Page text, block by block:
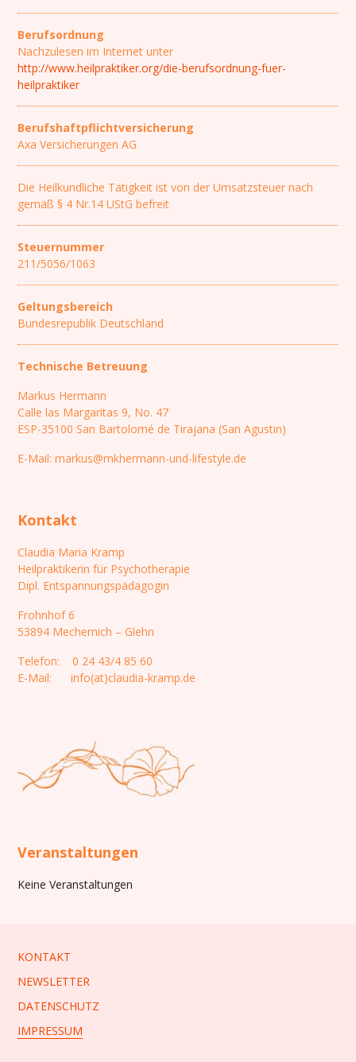
Berufsordnung
Nachzulesen im Internet unter
http://www.heilpraktiker.org/die-berufsordnung-fuer-
heilpraktiker
Berufshaftpflichtversicherung
Axa Versicherungen AG
Die Heilkundliche Tätigkeit ist von der Umsatzsteuer nach
gemäß § 4 Nr.14 UStG befreit
Steuernummer
211/5056/1063
Geltungsbereich
Bundesrepublik Deutschland
Technische Betreuung
Markus Hermann
Calle las Margaritas 9, No. 47
ESP-35100 San Bartolomé de Tirajana (San Agustin)
E-Mail: markus@mkhermann-und-lifestyle.de
Kontakt
Claudia Maria Kramp
Heilpraktikerin für Psychotherapie
Dipl. Entspannungspädagogin
Frohnhof 6
53894 Mechernich – Glehn
Telefon: 0 24 43/4 85 60
E-Mail: info(at)claudia-kramp.de
Veranstaltungen
Keine Veranstaltungen
KONTAKT
NEWSLETTER
DATENSCHUTZ
IMPRESSUM